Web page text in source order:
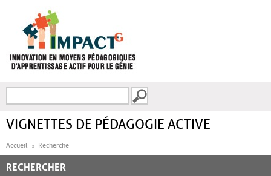
FORMULAIRE DE
VIGNETTES DE PÉDAGOGIE ACTIVE
Accueil Recherche
RECHERCHER